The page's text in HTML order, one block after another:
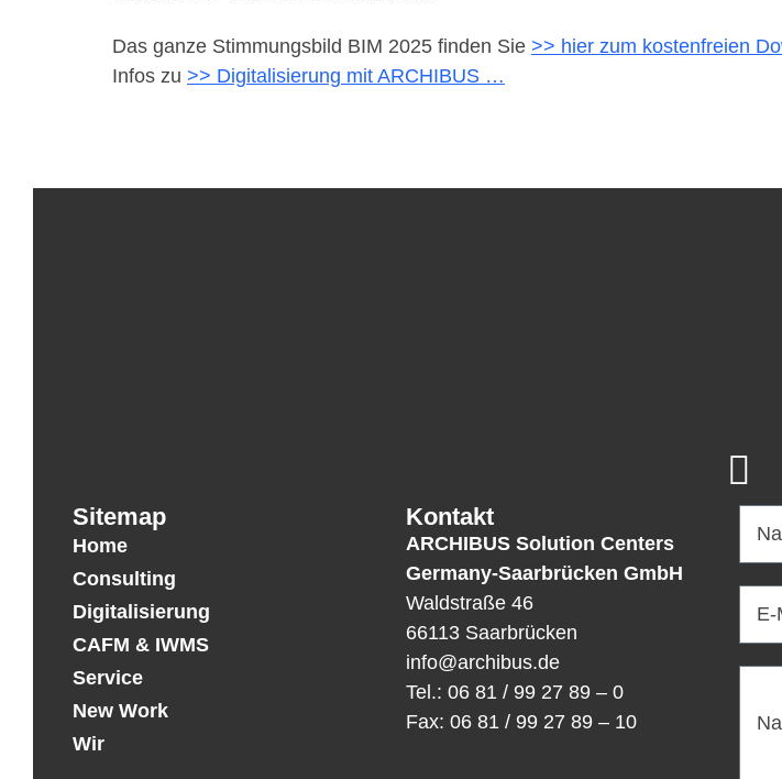
Das ganze Stimmungsbild BIM 2025 finden Sie >> hier zum kostenfreien
Infos zu >> Digitalisierung mit ARCHIBUS …
Sitemap
Home
Consulting
Digitalisierung
CAFM & IWMS
Service
New Work
Wir
Kontakt
ARCHIBUS Solution Centers
Germany-Saarbrücken GmbH
Waldstraße 46
66113 Saarbrücken
info@archibus.de
Tel.: 06 81 / 99 27 89 – 0
Fax: 06 81 / 99 27 89 – 10
E-